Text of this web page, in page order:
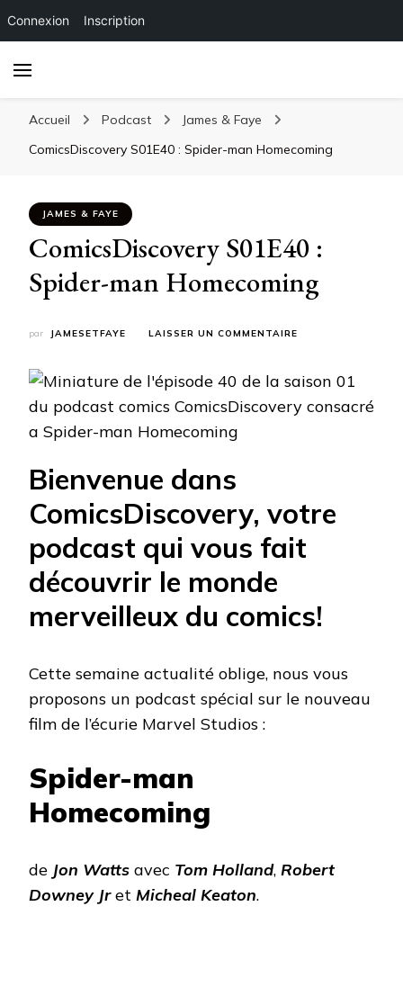
Connexion Inscription
Accueil Podcast
James & Faye
ComicsDiscovery S01E40 : Spider-man Homecoming
JAMES & FAYE
ComicsDiscovery S01E40 :
Spider-man Homecoming
par JAMESETFAYE LAISSER UN COMMENTAIRE
:
MAN
Bienvenue dans
ComicsDiscovery, votre
podcast qui vous fait
découvrir le monde
merveilleux du comics!
Cette semaine actualité oblige, nous vous
proposons un podcast spécial sur le nouveau
film de l’écurie Marvel Studios :
Spider-man
Homecoming
de Jon Watts avec Tom Holland, Robert
Downey Jr et Micheal Keaton.